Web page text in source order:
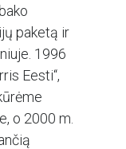
paketą ir
1996
Eesti“,
o 2000 m.